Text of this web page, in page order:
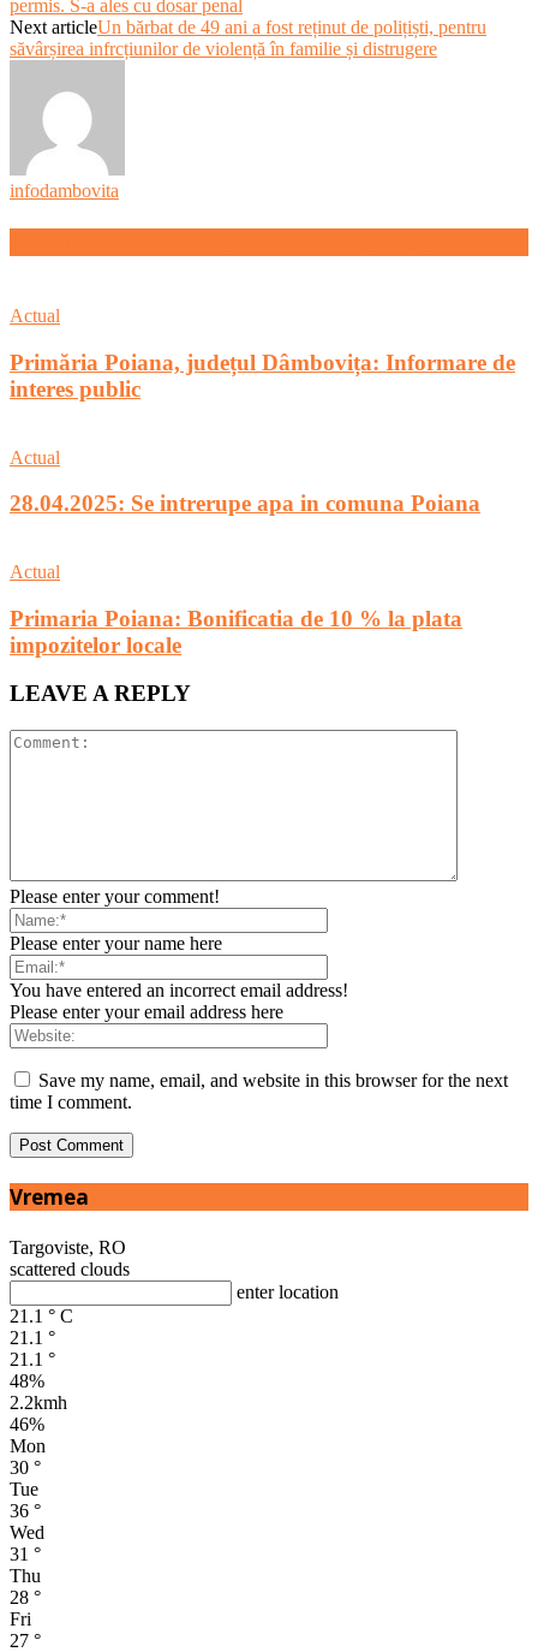
permis. S-a ales cu dosar penal
Next articleUn bărbat de 49 ani a fost reținut de polițiști, pentru
săvârșirea infrcțiunilor de violență în familie și distrugere
infodambovita
Actual
Primăria Poiana, județul Dâmbovița: Informare de
interes public
Actual
28.04.2025: Se intrerupe apa in comuna Poiana
Actual
Primaria Poiana: Bonificatia de 10 % la plata
impozitelor locale
LEAVE A REPLY
Please enter your comment!
Please enter your name here
You have entered an incorrect email address!
Please enter your email address here
Save my name, email, and website in this browser for the next
time I comment.
Vremea
Targoviste, RO
scattered clouds
enter location
21.1 ° C
21.1 °
21.1 °
48%
2.2kmh
46%
Mon
30 °
Tue
36 °
Wed
31 °
Thu
28 °
Fri
27 °